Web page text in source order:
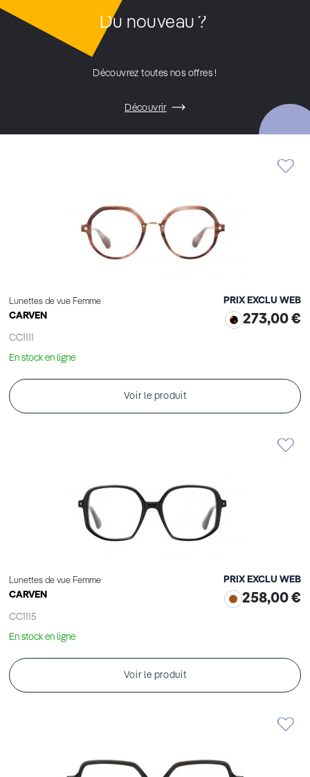
Du nouveau ?
Découvrez toutes nos offres !
Découvrir
Lunettes de vue Femme
CARVEN
CC1111
PRIX EXCLU WEB
273,00 €
En stock en ligne
Voir le produit
Lunettes de vue Femme
CARVEN
CC1115
PRIX EXCLU WEB
258,00 €
En stock en ligne
Voir le produit